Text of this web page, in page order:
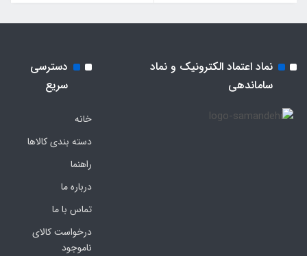
نماد اعتماد الکترونیک و نماد
ساماندهی
دسترسی
سریع
خانه
دسته بندی کالاها
راهنما
درباره ما
تماس با ما
درخواست کالای
ناموجود